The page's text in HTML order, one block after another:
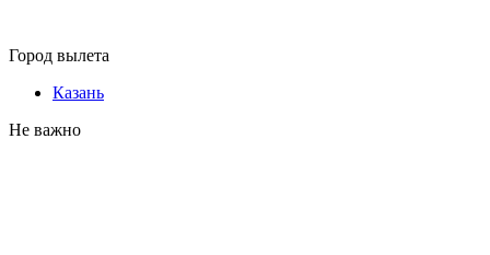
Город вылета
Казань
Не важно